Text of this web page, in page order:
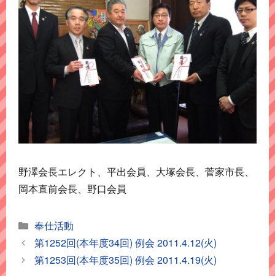
野澤会長エレクト、平出会員、大塚会長、菅家市長、
岡本直前会長、野口会員
カ
テ
ゴ
リ
奉仕活動
第1252回(本年度34回) 例会 2011.4.12(火)
第1253回(本年度35回) 例会 2011.4.19(火)